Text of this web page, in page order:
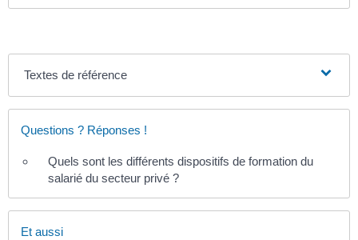
Textes de référence
Questions ? Réponses !
Quels sont les différents dispositifs de formation du
salarié du secteur privé ?
Et aussi